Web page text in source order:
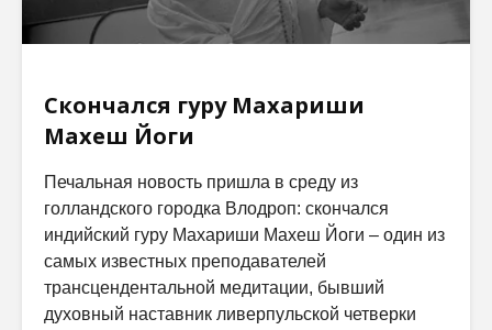
Скончался гуру Махариши
Махеш Йоги
Печальная новость пришла в среду из
голландского городка Влодроп: скончался
индийский гуру Махариши Махеш Йоги – один из
самых известных преподавателей
трансцендентальной медитации, бывший
духовный наставник ливерпульской четверки